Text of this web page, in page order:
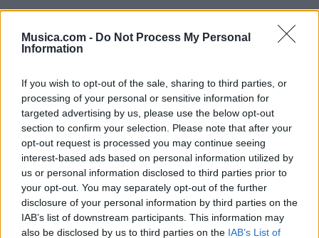
Musica.com - Do Not Process My Personal
Information
If you wish to opt-out of the sale, sharing to third parties, or
processing of your personal or sensitive information for
targeted advertising by us, please use the below opt-out
section to confirm your selection. Please note that after your
opt-out request is processed you may continue seeing
interest-based ads based on personal information utilized by
us or personal information disclosed to third parties prior to
your opt-out. You may separately opt-out of the further
disclosure of your personal information by third parties on the
IAB’s list of downstream participants. This information may
also be disclosed by us to third parties on the IAB’s List of
@musicapuntocom